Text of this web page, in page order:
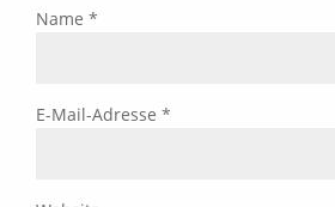
Name *
E-Mail-Adresse *